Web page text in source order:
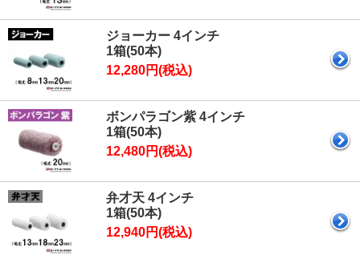
ジョーカー 4インチ
1箱(50本)
12,280円(税込)
ボンパラゴン紫 4インチ
1箱(50本)
12,480円(税込)
弁才天 4インチ
1箱(50本)
12,940円(税込)